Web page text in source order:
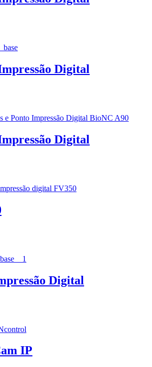
Digital
Digital
Digital
IP